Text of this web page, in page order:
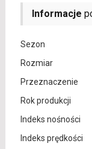
Informacje
Sezon
Rozmiar
Przeznaczenie
Rok produkcji
Indeks nośności
Indeks prędkości